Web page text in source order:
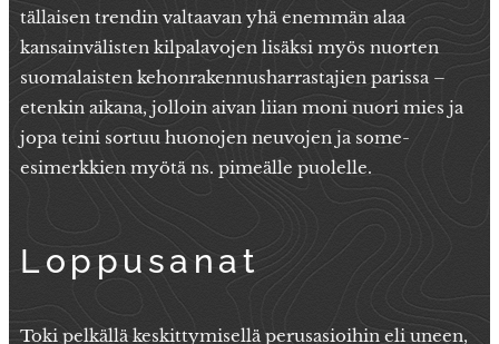
tällaisen trendin valtaavan yhä enemmän alaa
kansainvälisten kilpalavojen lisäksi myös nuorten
suomalaisten kehonrakennusharrastajien parissa –
etenkin aikana, jolloin aivan liian moni nuori mies ja
jopa teini sortuu huonojen neuvojen ja some-
esimerkkien myötä ns. pimeälle puolelle.
Loppusanat
Toki pelkällä keskittymisellä perusasioihin eli uneen,